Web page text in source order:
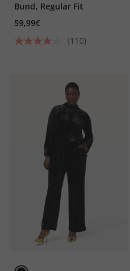
Bund, Regular Fit
59,99€
(110)